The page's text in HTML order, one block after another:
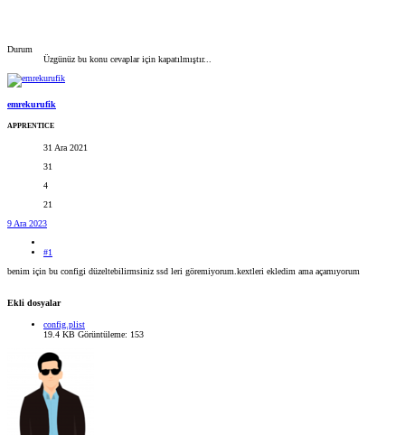
Durum
Üzgünüz bu konu cevaplar için kapatılmıştır...
emrekurufik
APPRENTICE
31 Ara 2021
31
4
21
9 Ara 2023
#1
benim için bu configi düzeltebilirmsiniz ssd leri göremiyorum.kextleri ekledim ama açamıyorum
Ekli dosyalar
config.plist
19.4 KB Görüntüleme: 153